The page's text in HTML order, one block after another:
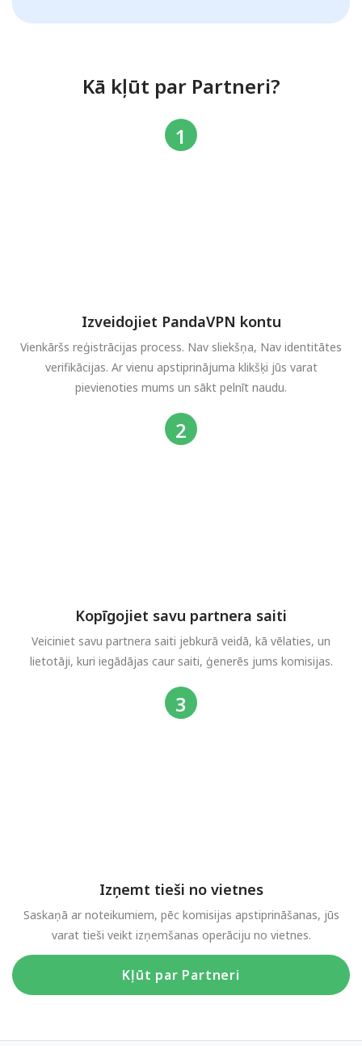
Kā kļūt par Partneri?
Izveidojiet PandaVPN kontu
Vienkāršs reģistrācijas process. Nav sliekšņa, Nav identitātes
verifikācijas. Ar vienu apstiprinājuma klikšķi jūs varat
pievienoties mums un sākt pelnīt naudu.
Kopīgojiet savu partnera saiti
Veiciniet savu partnera saiti jebkurā veidā, kā vēlaties, un
lietotāji, kuri iegādājas caur saiti, ģenerēs jums komisijas.
Izņemt tieši no vietnes
Saskaņā ar noteikumiem, pēc komisijas apstiprināšanas, jūs
varat tieši veikt izņemšanas operāciju no vietnes.
Kļūt par Partneri